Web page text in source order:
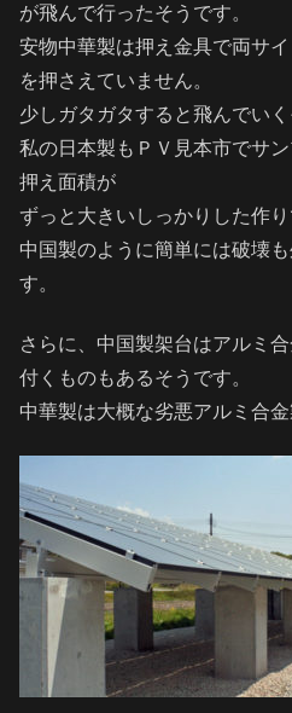
が飛んで行ったそうです。
安物中華製は押え金具で両サ
を押さえていません。
少しガタガタすると飛んでいく
私の日本製もＰＶ見本市でサ
押え面積が
ずっと大きいしっかりした作
中国製のように簡単には破壊
す。
さらに、中国製架台はアルミ
付くものもあるそうです。
中華製は大概な劣悪アルミ合